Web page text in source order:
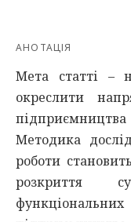
АНОТАЦІЯ
Мета статті –
окреслити
Методика
роботи
розкриття